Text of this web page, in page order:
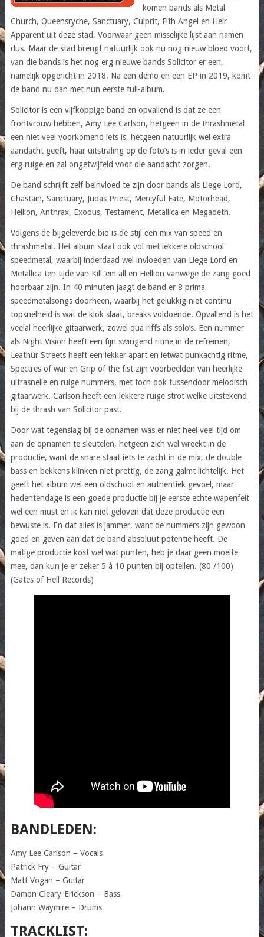
komen bands als Metal
Church, Queensryche, Sanctuary, Culprit, Fith Angel en Heir
Apparent uit deze stad. Voorwaar geen misselijke lijst aan namen
dus. Maar de stad brengt natuurlijk ook nu nog nieuw bloed voort,
van die bands is het nog erg nieuwe bands Solicitor er een,
namelijk opgericht in 2018. Na een demo en een EP in 2019, komt
de band nu dan met hun eerste full-album.
Solicitor is een vijfkoppige band en opvallend is dat ze een
frontvrouw hebben, Amy Lee Carlson, hetgeen in de thrashmetal
een niet veel voorkomend iets is, hetgeen natuurlijk wel extra
aandacht geeft, haar uitstraling op de foto’s is in ieder geval een
erg ruige en zal ongetwijfeld voor die aandacht zorgen.
De band schrijft zelf beinvloed te zijn door bands als Liege Lord,
Chastain, Sanctuary, Judas Priest, Mercyful Fate, Motorhead,
Hellion, Anthrax, Exodus, Testament, Metallica en Megadeth.
Volgens de bijgeleverde bio is de stijl een mix van speed en
thrashmetal. Het album staat ook vol met lekkere oldschool
speedmetal, waarbij inderdaad wel invloeden van Liege Lord en
Metallica ten tijde van Kill ‘em all en Hellion vanwege de zang goed
hoorbaar zijn. In 40 minuten jaagt de band er 8 prima
speedmetalsongs doorheen, waarbij het gelukkig niet continu
topsnelheid is wat de klok slaat, breaks voldoende. Opvallend is het
veelal heerlijke gitaarwerk, zowel qua riffs als solo’s. Een nummer
als Night Vision heeft een fijn swingend ritme in de refreinen,
Leathür Streets heeft een lekker apart en ietwat punkachtig ritme,
Spectres of war en Grip of the fist zijn voorbeelden van heerlijke
ultrasnelle en ruige nummers, met toch ook tussendoor melodisch
gitaarwerk. Carlson heeft een lekkere ruige strot welke uitstekend
bij de thrash van Solicitor past.
Door wat tegenslag bij de opnamen was er niet heel veel tijd om
aan de opnamen te sleutelen, hetgeen zich wel wreekt in de
productie, want de snare staat iets te zacht in de mix, de double
bass en bekkens klinken niet prettig, de zang galmt lichtelijk. Het
geeft het album wel een oldschool en authentiek gevoel, maar
hedentendage is een goede productie bij je eerste echte wapenfeit
wel een must en ik kan niet geloven dat deze productie een
bewuste is. En dat alles is jammer, want de nummers zijn gewoon
goed en geven aan dat de band absoluut potentie heeft. De
matige productie kost wel wat punten, heb je daar geen moeite
mee, dan kun je er zeker 5 à 10 punten bij optellen. (80 /100)
(Gates of Hell Records)
BANDLEDEN:
Amy Lee Carlson – Vocals
Patrick Fry – Guitar
Matt Vogan – Guitar
Damon Cleary-Erickson – Bass
Johann Waymire – Drums
TRACKLIST: